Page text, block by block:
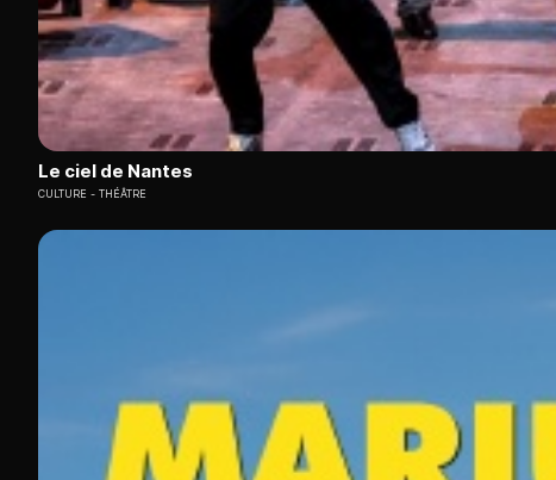
Le ciel de Nantes
CULTURE THÉÂTRE